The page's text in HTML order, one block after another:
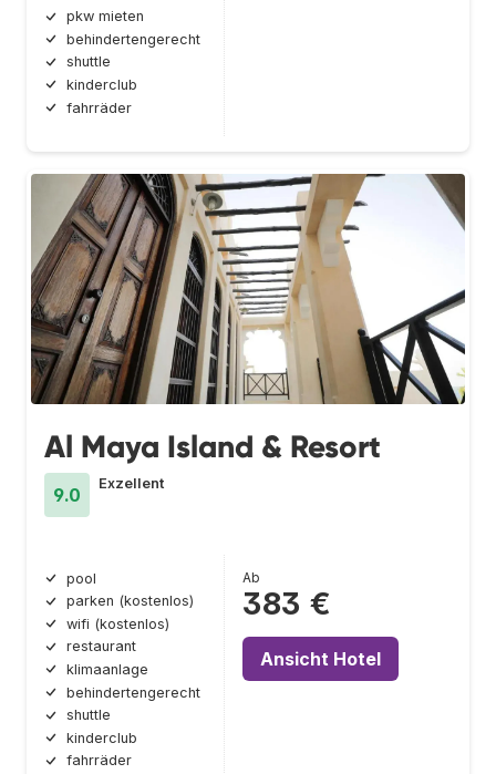
pkw mieten
behindertengerecht
shuttle
kinderclub
fahrräder
Al Maya Island & Resort
9.0
Exzellent
pool
parken (kostenlos)
wifi (kostenlos)
restaurant
klimaanlage
behindertengerecht
shuttle
kinderclub
fahrräder
Ab
383 €
Ansicht Hotel